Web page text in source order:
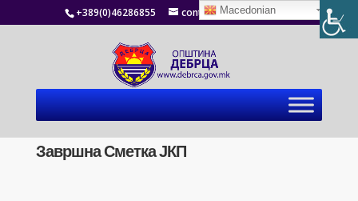
+389(0)46286855 contact@debrca.gov.mk
Завршна Сметка ЈКП
Macedonian